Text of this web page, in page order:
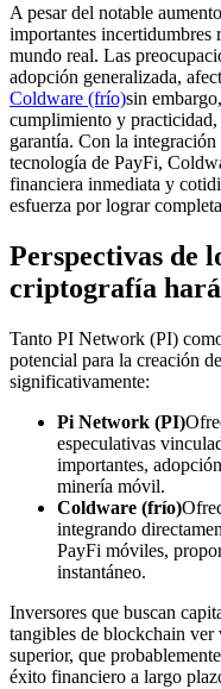
A pesar del notable
importantes incertidumbres
mundo real. Las
adopción generalizada,
Coldware (frío)sin
cumplimiento y
garantía. Con la
tecnología de PayFi,
financiera inmediata y
esfuerza por lograr
Perspectivas de
criptografía
Tanto PI Network (PI)
potencial para la creación
significativamente:
Pi Network (PI)
especulativas
importantes,
minería móvil.
Coldware (frío)
integrando
PayFi móviles,
instantáneo.
Inversores que buscan
tangibles de blockchain ver
superior, que
éxito financiero a largo